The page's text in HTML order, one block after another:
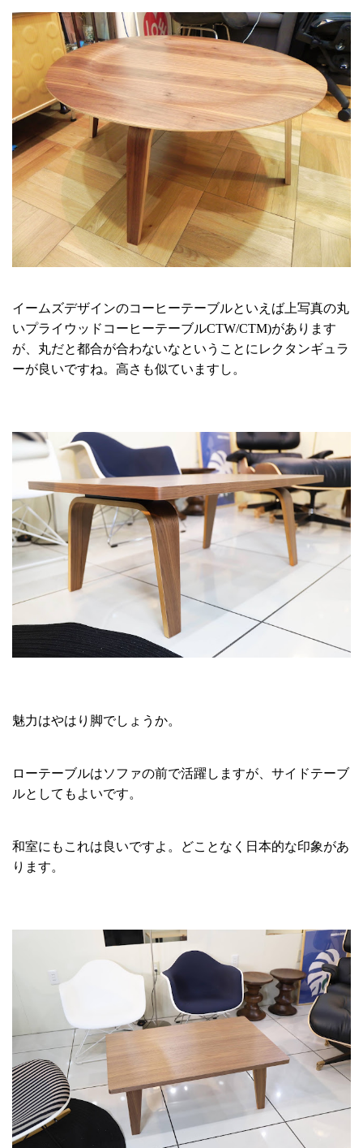
イームズデザインのコーヒーテーブルといえば上写真の丸
いプライウッドコーヒーテーブルCTW/CTM)があります
が、丸だと都合が合わないなということにレクタンギュラ
ーが良いですね。高さも似ていますし。
魅力はやはり脚でしょうか。
ローテーブルはソファの前で活躍しますが、サイドテーブ
ルとしてもよいです。
和室にもこれは良いですよ。どことなく日本的な印象があ
ります。